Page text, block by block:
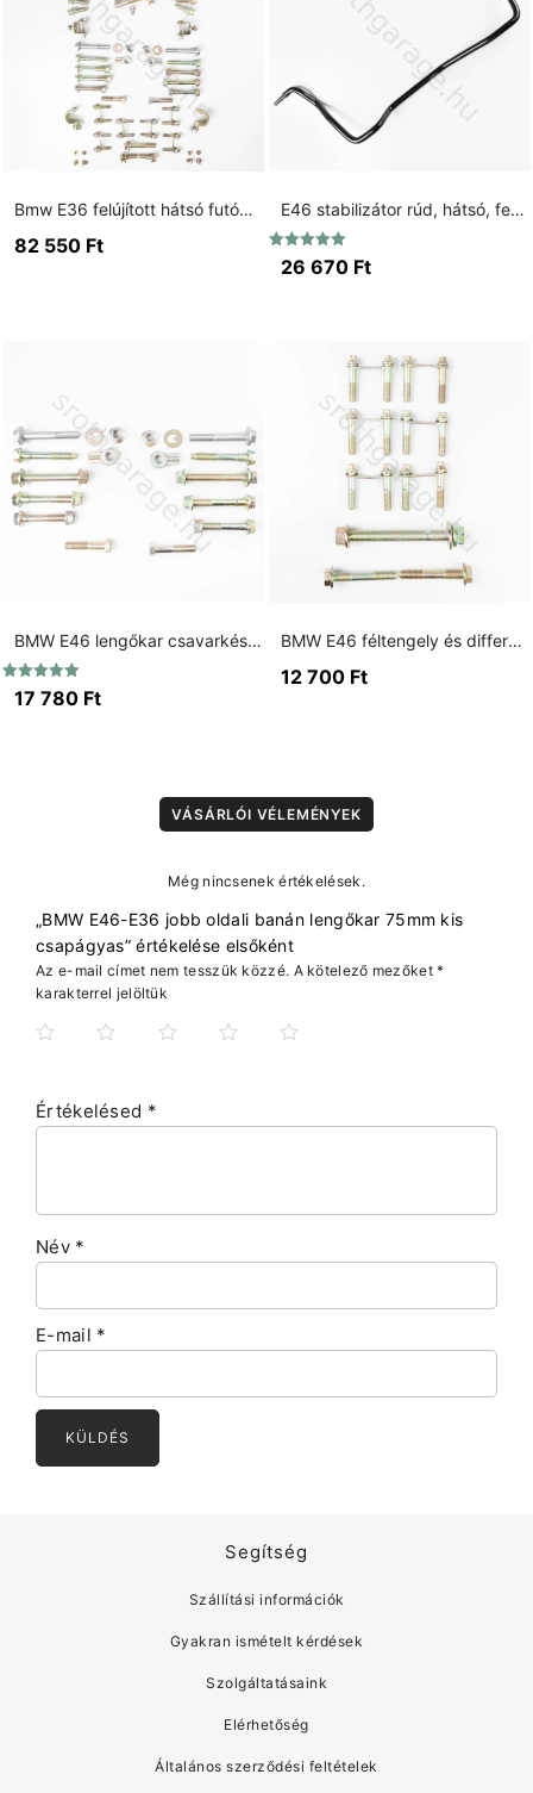
Bmw E36 felújított hátsó futómű csavar készlet arany
82 550 Ft
E46 stabilizátor rúd, hátsó, fekete, 18mm.
Értékelés:
5.00
26 670 Ft
BMW E46 lengőkar csavarkészlet hátsó tengely
Értékelés:
5.00
17 780 Ft
BMW E46 féltengely és differenciálmű csavarkészlet (188K)
12 700 Ft
VÁSÁRLÓI VÉLEMÉNYEK
Még nincsenek értékelések.
„BMW E46-E36 jobb oldali banán lengőkar 75mm kis
csapágyas” értékelése elsőként
Az e-mail címet nem tesszük közzé. A kötelező mezőket*
karakterrel jelöltük
Értékelésed *
Név *
E-mail *
Segítség
Szállítási információk
Gyakran ismételt kérdések
Szolgáltatásaink
Elérhetőség
Általános szerződési feltételek